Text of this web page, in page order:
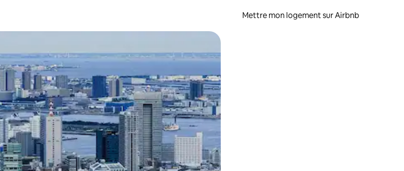
Mettre mon logement sur Airbnb